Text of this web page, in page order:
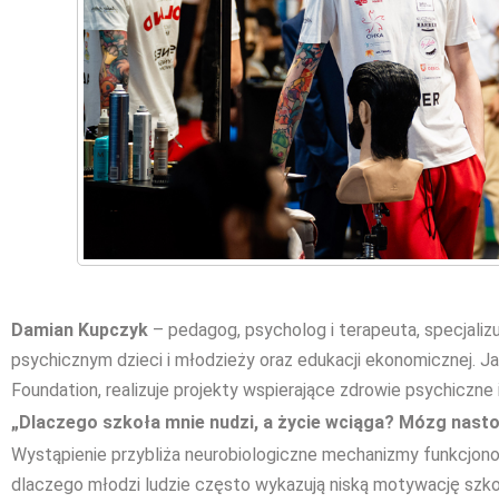
Damian Kupczyk – pedagog, psycholog i terapeuta,
psychicznym dzieci i młodzieży oraz edukacji ekonomicznej.
Foundation, realizuje projekty wspierające zdrowie psychiczne
„Dlaczego szkoła mnie nudzi, a życie wciąga? Mózg
Wystąpienie przybliża neurobiologiczne mechanizmy
dlaczego młodzi ludzie często wykazują niską motywację